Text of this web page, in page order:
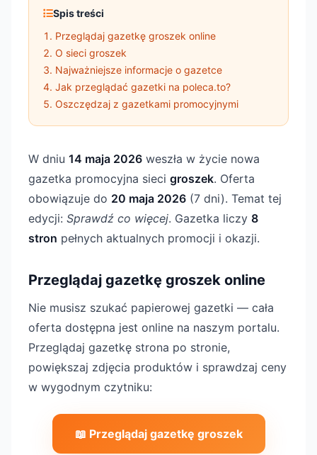
Spis treści
Przeglądaj gazetkę groszek online
O sieci groszek
Najważniejsze informacje o gazetce
Jak przeglądać gazetki na poleca.to?
Oszczędzaj z gazetkami promocyjnymi
W dniu 14 maja 2026 weszła w życie nowa
gazetka promocyjna sieci groszek. Oferta
obowiązuje do 20 maja 2026 (7 dni). Temat tej
edycji: Sprawdź co więcej. Gazetka liczy 8
stron pełnych aktualnych promocji i okazji.
Przeglądaj gazetkę groszek online
Nie musisz szukać papierowej gazetki — cała
oferta dostępna jest online na naszym portalu.
Przeglądaj gazetkę strona po stronie,
powiększaj zdjęcia produktów i sprawdzaj ceny
w wygodnym czytniku:
📖 Przeglądaj gazetkę groszek